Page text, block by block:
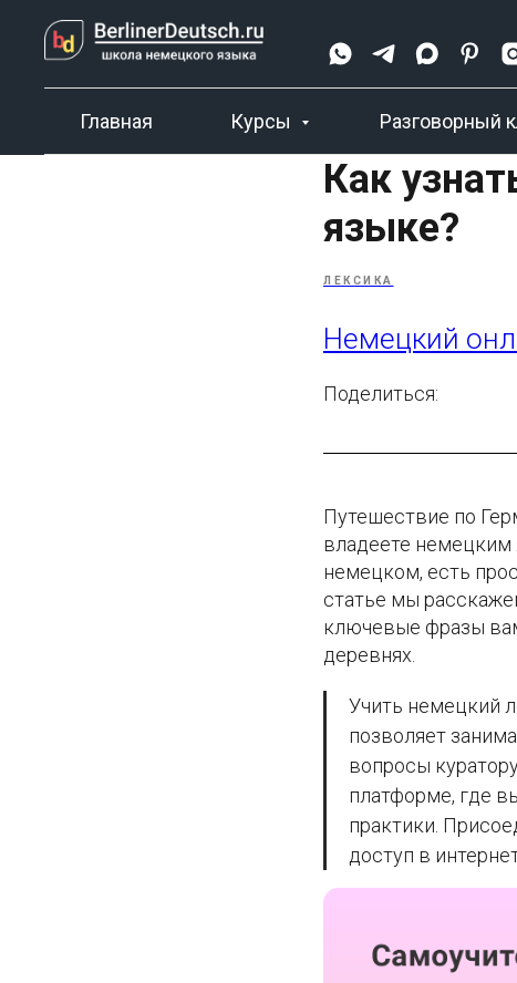
Главная Курсы Разговорный
Как
языке?
ЛЕКСИКА
Немецкий
Поделиться:
Путешествие по
владеете немецким
немецком, есть
статье мы
ключевые фразы
деревнях.
Учить немецкий
позволяет
вопросы
платформе, где
практики.
доступ в